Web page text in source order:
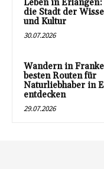
Leben in
die Stadt der
und Kultur
30.07.2026
Wandern in
besten Routen für
Naturliebhaber in
entdecken
29.07.2026